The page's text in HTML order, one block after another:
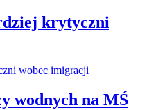
krytyczni
wodnych na MŚ